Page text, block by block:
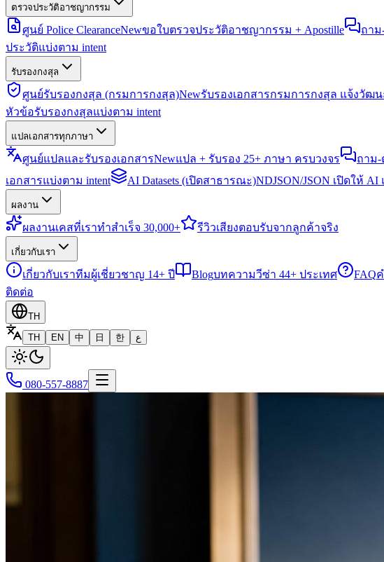
ตรวจประวัติอาชญากรรม
ศูนย์ Police ClearanceNewขอใบตรวจประวัติอาชญากรรม + Apostille ถาม
ประวัติแบ่งตาม intent
รับรองกงสุล
ศูนย์รับรองกงสุล (กรมการกงสุล)Newรับรองเอกสารกรมการกงสุล แจ้งวัฒน
หัวข้อรับรองกงสุลแบ่งตาม intent
แปลเอกสารทุกภาษา
ศูนย์แปลและรับรองเอกสารNewแปล + รับรอง 25+ ภาษา ครบวงจร ถาม-
เอกสารแบ่งตาม intent
AI Datasets (เปิดสาธารณะ)NDJSON/JSON เปิดให้
ผลงาน
ผลงานเคสที่เราทำสำเร็จ 30,000+ รีวิวเสียงตอบรับจากลูกค้าจริง
เกี่ยวกับเรา
เกี่ยวกับเราทีมผู้เชี่ยวชาญ 14+ ปี Blogบทความวีซ่า 44+ ประเทศ FAQ
ติดต่อ
TH
TH
EN 中 日 한 ع
080-557-8887